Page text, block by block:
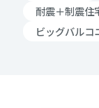
耐震＋制震住
ビッグバルコ
中国・四国